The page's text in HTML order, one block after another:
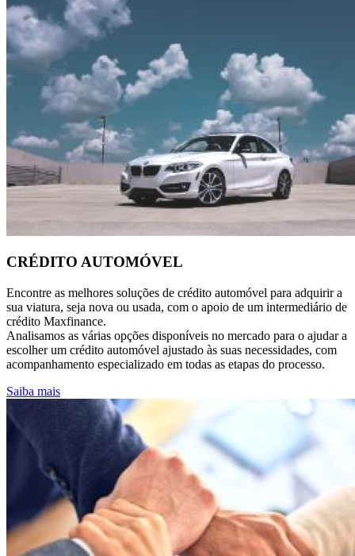
CRÉDITO AUTOMÓVEL
Encontre as melhores soluções de crédito automóvel para adquirir a
sua viatura, seja nova ou usada, com o apoio de um intermediário de
crédito Maxfinance.
Analisamos as várias opções disponíveis no mercado para o ajudar a
escolher um crédito automóvel ajustado às suas necessidades, com
acompanhamento especializado em todas as etapas do processo.
Saiba mais